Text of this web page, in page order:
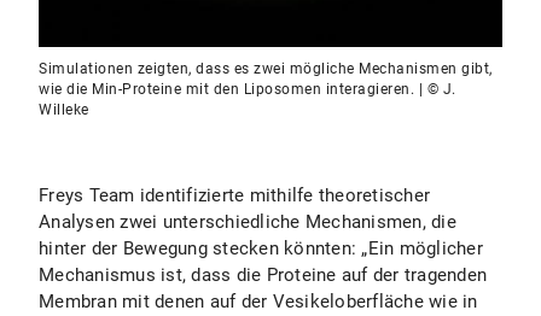
Simulationen zeigten, dass es zwei mögliche Mechanismen gibt,
wie die Min-Proteine mit den Liposomen interagieren. | © J.
Willeke
Freys Team identifizierte mithilfe theoretischer
Analysen zwei unterschiedliche Mechanismen, die
hinter der Bewegung stecken könnten: „Ein möglicher
Mechanismus ist, dass die Proteine auf der tragenden
Membran mit denen auf der Vesikeloberfläche wie in